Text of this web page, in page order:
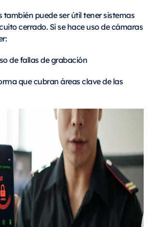
también puede ser útil tener sistemas
cerrado. Si se hace uso de cámaras
de fallas de grabación
que cubran áreas clave de las